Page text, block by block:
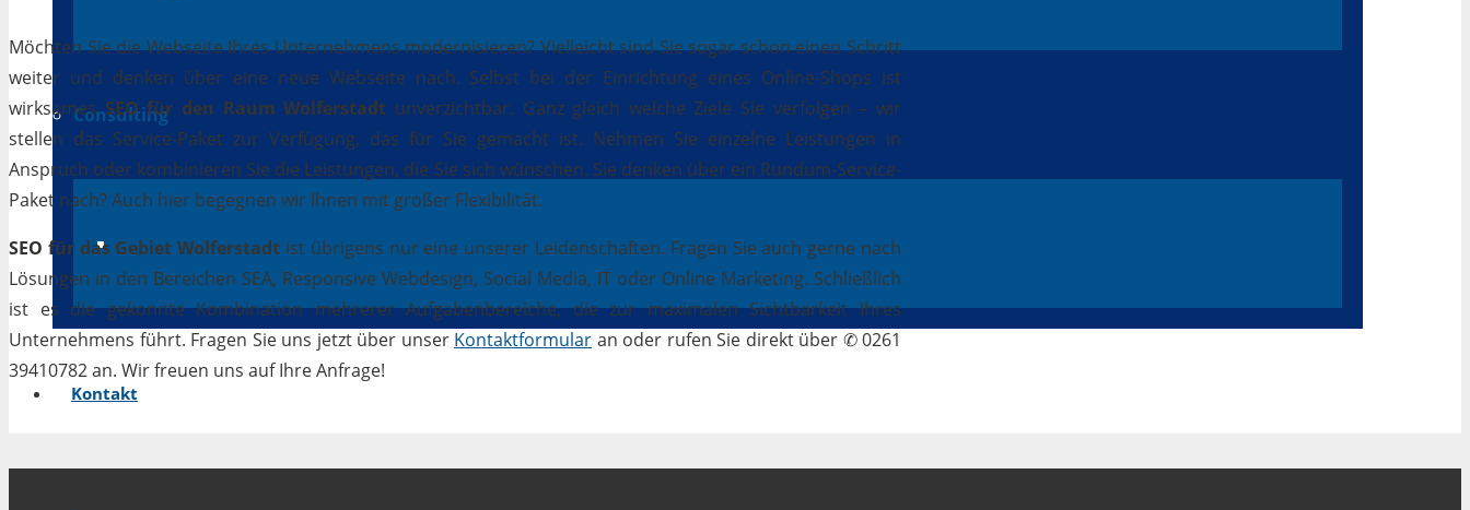
Consulting
IT Beratung
Kontakt
Möchten Sie die Webseite Ihres Unternehmens modernisieren? Vielleicht sind Sie sogar schon einen Schritt
weiter und denken über eine neue Webseite nach. Selbst bei der Einrichtung eines Online-Shops ist
wirksamesSEO für den Raum Wolferstadt unverzichtbar. Ganz gleich welche Ziele Sie verfolgen – wir
stellen das Service-Paket zur Verfügung, das für Sie gemacht ist. Nehmen Sie einzelne Leistungen in
Anspruch oder kombinieren Sie die Leistungen, die Sie sich wünschen. Sie denken über ein Rundum-Service-
Paket nach? Auch hier begegnen wir Ihnen mit großer Flexibilität.
SEO für das Gebiet Wolferstadt ist übrigens nur eine unserer Leidenschaften. Fragen Sie auch gerne nach
Lösungen in den Bereichen SEA, Responsive Webdesign, Social Media, IT oder Online Marketing. Schließlich
ist es die gekonnte Kombination mehrerer Aufgabenbereiche, die zur maximalen Sichtbarkeit Ihres
Unternehmens führt. Fragen Sie uns jetzt über unser Kontaktformular an oder rufen Sie direkt über ✆ 0261
39410782 an. Wir freuen uns auf Ihre Anfrage!